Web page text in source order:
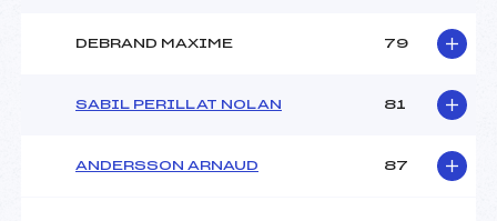
DEBRAND MAXIME 79
SABIL PERILLAT NOLAN 81
ANDERSSON ARNAUD 87